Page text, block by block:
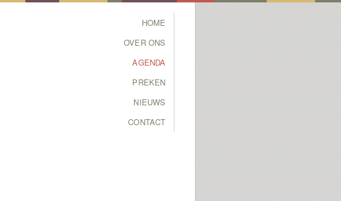
SKIP TO PRIMARY
CONTENT
SKIP TO SECONDARY
CONTENT
HOME
OVER ONS
AGENDA
PREKEN
NIEUWS
CONTACT